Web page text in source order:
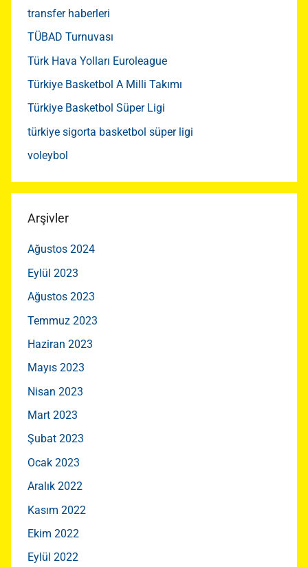
transfer haberleri
TÜBAD Turnuvası
Türk Hava Yolları Euroleague
Türkiye Basketbol A Milli Takımı
Türkiye Basketbol Süper Ligi
türkiye sigorta basketbol süper ligi
voleybol
Arşivler
Ağustos 2024
Eylül 2023
Ağustos 2023
Temmuz 2023
Haziran 2023
Mayıs 2023
Nisan 2023
Mart 2023
Şubat 2023
Ocak 2023
Aralık 2022
Kasım 2022
Ekim 2022
Eylül 2022